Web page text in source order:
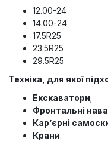
12.00-24
14.00-24
17.5R25
23.5R25
29.5R25
Техніка, для якої
Екскаватори;
Фронтальні
Кар’єрні
Крани.